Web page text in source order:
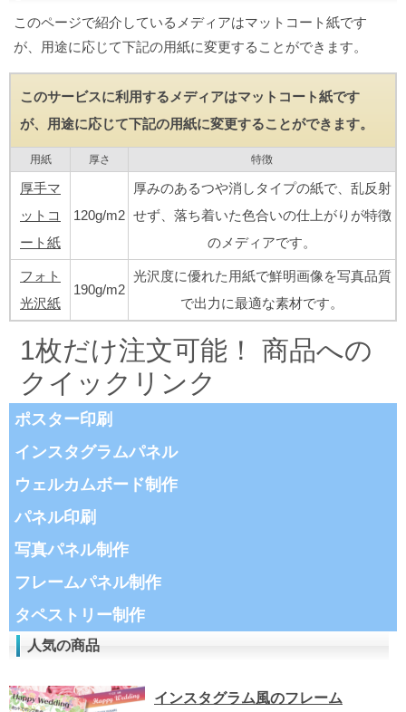
このページで紹介しているメディアはマットコート紙です
が、用途に応じて下記の用紙に変更することができます。
用紙 厚さ 特徴
このサービスに利用するメディアはマットコート紙です
が、用途に応じて下記の用紙に変更することができます。
厚手マ
ットコ
ート紙
120g/m2
厚みのあるつや消しタイプの紙で、乱反射
せず、落ち着いた色合いの仕上がりが特徴
のメディアです。
フォト
光沢紙
190g/m2
光沢度に優れた用紙で鮮明画像を写真品質
で出力に最適な素材です。
1枚だけ注文可能！ 商品への
クイックリンク
ポスター印刷
インスタグラムパネル
ウェルカムボード制作
パネル印刷
写真パネル制作
フレームパネル制作
タペストリー制作
人気の商品
インスタグラム風のフレーム